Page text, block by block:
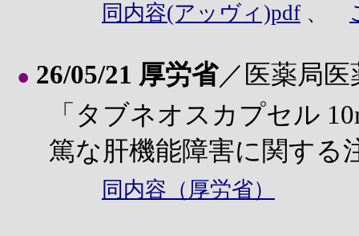
同内容(アッヴィ)pdf 、
● 26/05/21 厚労省／医薬局医
「タブネオスカプセル
篤な肝機能障害に関する
同内容（厚労省）